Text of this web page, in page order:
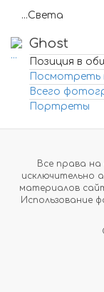
...Света
Ghost
Позиция в
Посмотреть
Всего
Портреты
Все права
исключительно
материалов
Использование